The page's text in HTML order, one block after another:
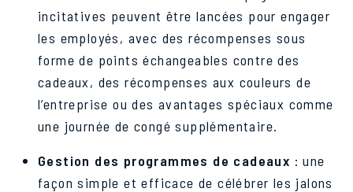
incitatives peuvent être lancées pour engager
les employés, avec des récompenses sous
forme de points échangeables contre des
cadeaux, des récompenses aux couleurs de
l’entreprise ou des avantages spéciaux comme
une journée de congé supplémentaire.
Gestion des programmes de cadeaux : une
façon simple et efficace de célébrer les jalons